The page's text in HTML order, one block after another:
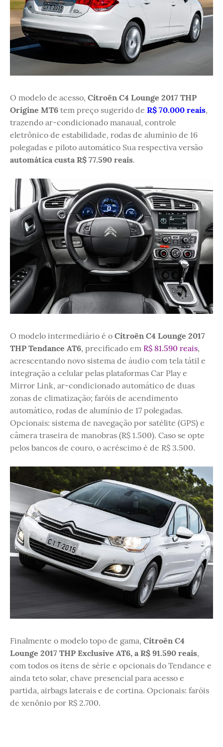
O modelo de acesso, Citroën C4 Lounge 2017 THP
Origine MT6 tem preço sugerido de R$ 70.000 reais,
trazendo ar-condicionado manaual, controle
eletrônico de estabilidade, rodas de alumínio de 16
polegadas e piloto automático Sua respectiva versão
automática custa R$ 77.590 reais.
O modelo intermediário é o Citroën C4 Lounge 2017
THP Tendance AT6, precificado em R$ 81.590 reais,
acrescentando novo sistema de áudio com tela tátil e
integração a celular pelas plataformas Car Play e
Mirror Link, ar-condicionado automático de duas
zonas de climatização; faróis de acendimento
automático, rodas de alumínio de 17 polegadas.
Opcionais: sistema de navegação por satélite (GPS) e
câmera traseira de manobras (R$ 1.500). Caso se opte
pelos bancos de couro, o acréscimo é de R$ 3.500.
Finalmente o modelo topo de gama, Citroën C4
Lounge 2017 THP Exclusive AT6, a R$ 91.590 reais,
com todos os itens de série e opcionais do Tendance e
ainda teto solar, chave presencial para acesso e
partida, airbags laterais e de cortina. Opcionais: faróis
de xenônio por R$ 2.700.